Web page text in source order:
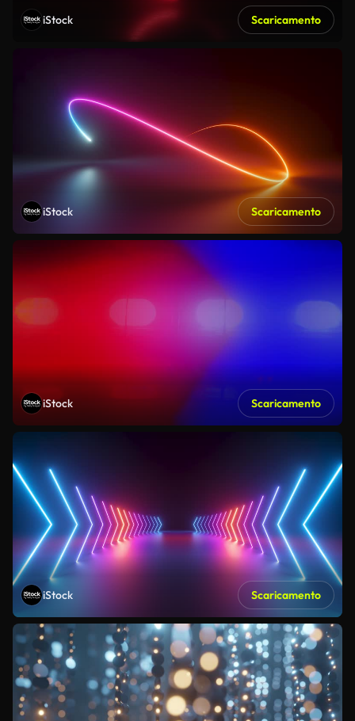
iStock Scaricamento
iStock Scaricamento
iStock Scaricamento
iStock Scaricamento